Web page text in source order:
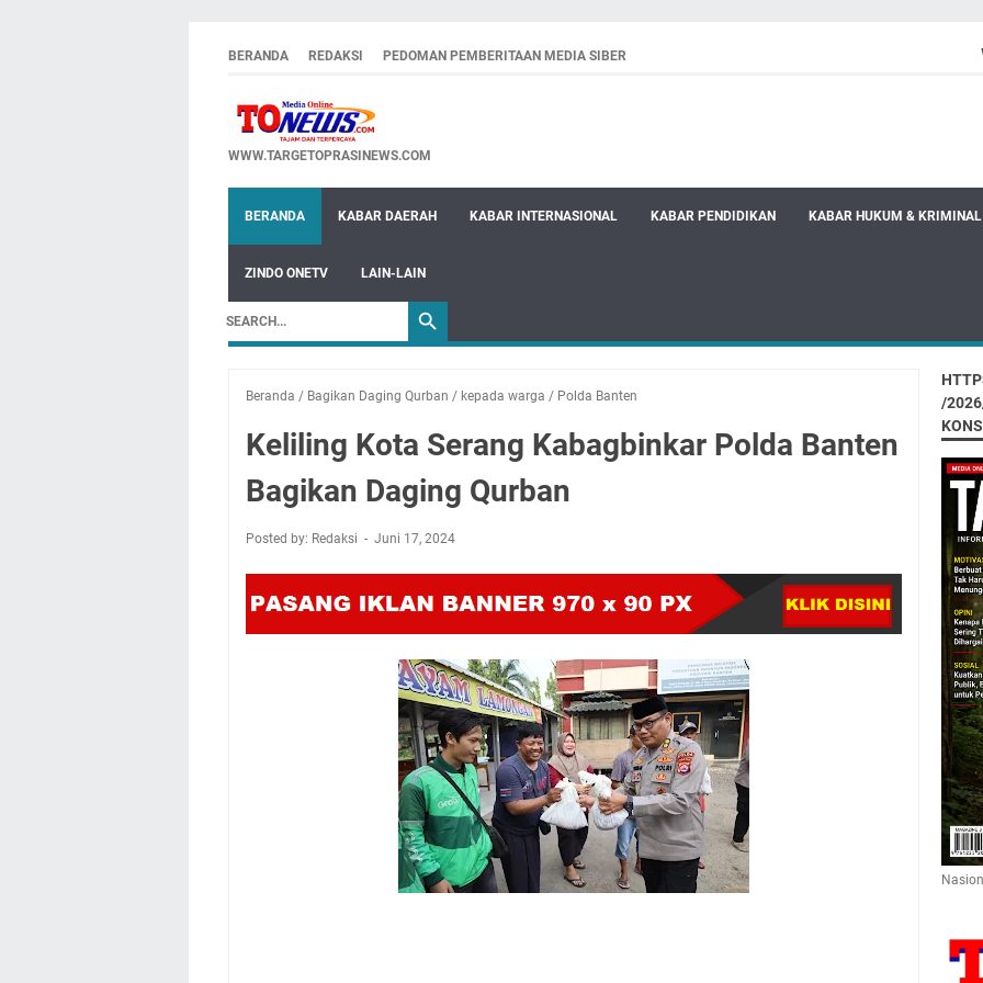
BERANDA REDAKSI PEDOMAN PEMBERITAAN MEDIA SIBER
WWW.TARGETOPRASINEWS.COM
BERANDA KABAR DAERAH KABAR INTERNASIONAL KABAR PENDIDIKAN KABAR HUKUM & KRIMINAL
ZINDO ONETV LAIN-LAIN
Beranda / Bagikan Daging Qurban / kepada warga / Polda Banten
Keliling Kota Serang Kabagbinkar Polda Banten
Bagikan Daging Qurban
Posted by: Redaksi Juni 17, 2024
/